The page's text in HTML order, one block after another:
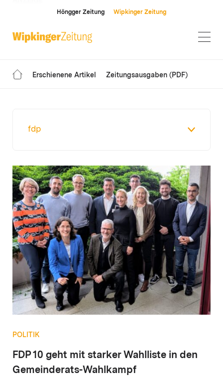
Höngger Zeitung Wipkinger Zeitung
Erschienene Artikel Zeitungsausgaben (PDF)
fdp
POLITIK
FDP 10 geht mit starker Wahlliste in den
Gemeinderats-Wahlkampf